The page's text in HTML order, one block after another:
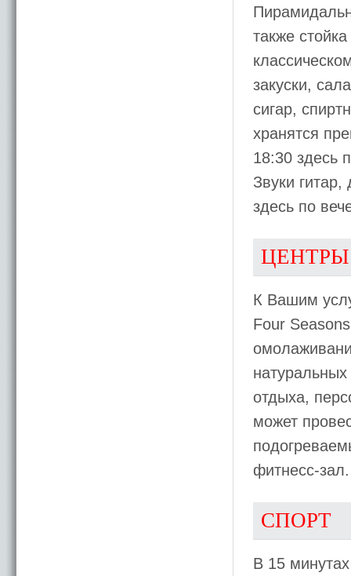
также
закуски,
сигар,
хранятся
18:30 здесь
Звуки
здесь по
К Вашим
Four
отдыха,
может
фитнесс-зал.
СПОРТ
В 15